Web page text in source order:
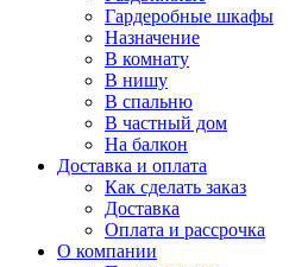
Гардеробные шкафы
Назначение
В комнату
В нишу
В спальню
В частный дом
На балкон
Доставка и оплата
Как сделать заказ
Доставка
Оплата и рассрочка
О компании